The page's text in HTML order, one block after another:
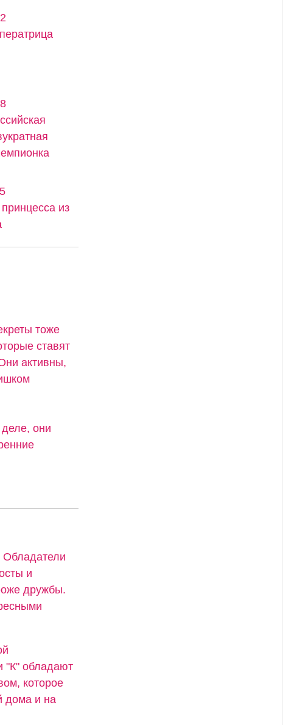
из
тоже
ставят
активны,
они
Обладатели
и
дружбы.
"К" обладают
которое
дома и на